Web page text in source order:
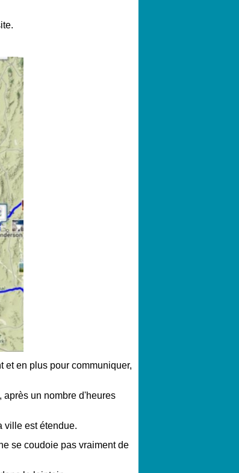
et en plus pour communiquer,
après un nombre d'heures
ville est étendue.
se coudoie pas vraiment de